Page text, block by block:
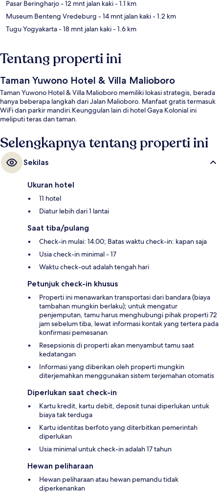
Pasar Beringharjo- 12 mnt jalan kaki- 1.1 km
Museum Benteng Vredeburg - 14 mnt jalan kaki- 1.2 km
Tugu Yogyakarta- 18 mnt jalan kaki- 1.6 km
Tentang properti ini
Taman Yuwono Hotel & Villa Malioboro
Taman Yuwono Hotel & Villa Malioboro memiliki lokasi strategis, berada
hanya beberapa langkah dari Jalan Malioboro. Manfaat gratis termasuk
WiFi dan parkir mandiri.Keunggulan lain di hotel Gaya Kolonial ini
meliputi teras dan taman.
Selengkapnya tentang properti ini
Sekilas
Ukuran hotel
11 hotel
Diatur lebih dari 1 lantai
Saat tiba/pulang
Check-in mulai: 14.00; Batas waktu check-in: kapan saja
Usia check-in minimal - 17
Waktu check-out adalah tengah hari
Petunjuk check-in khusus
Properti ini menawarkan transportasi dari bandara (biaya
tambahan mungkin berlaku); untuk mengatur
penjemputan, tamu harus menghubungi pihak properti 72
jam sebelum tiba, lewat informasi kontak yang tertera pada
konfirmasi pemesanan
Resepsionis di properti akan menyambut tamu saat
kedatangan
Informasi yang diberikan oleh properti mungkin
diterjemahkan menggunakan sistem terjemahan otomatis
Diperlukan saat check-in
Kartu kredit, kartu debit, deposit tunai diperlukan untuk
biaya tak terduga
Kartu identitas berfoto yang diterbitkan pemerintah
diperlukan
Usia minimal untuk check-in adalah 17 tahun
Hewan peliharaan
Hewan peliharaan atau hewan pemandu tidak
diperkenankan